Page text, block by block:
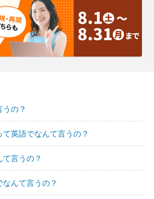
の？
て英語でなんて言うの？
言うの？
んて言うの？